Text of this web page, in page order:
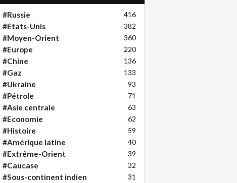
#Russie 416
#Etats-Unis 382
#Moyen-Orient 360
#Europe 220
#Chine 136
#Gaz 133
#Ukraine 93
#Pétrole 71
#Asie centrale 63
#Economie 62
#Histoire 59
#Amérique latine 40
#Extrême-Orient 39
#Caucase 32
#Sous-continent indien 31